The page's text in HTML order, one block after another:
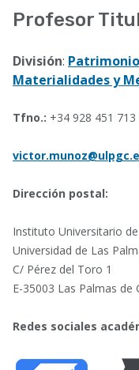
Profesor
División:
Materialidades y
Tfno.: +34 928 451 713
Dirección postal:
Instituto Universitario
Universidad de Las
C/ Pérez del Toro 1
E-35003 Las Palmas de
Redes sociales